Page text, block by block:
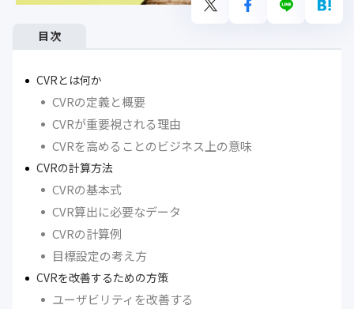
目次
CVRとは何か
CVRの定義と概要
CVRが重要視される理由
CVRを高めることのビジネス上の意味
CVRの計算方法
CVRの基本式
CVR算出に必要なデータ
CVRの計算例
目標設定の考え方
CVRを改善するための方策
ユーザビリティを改善する